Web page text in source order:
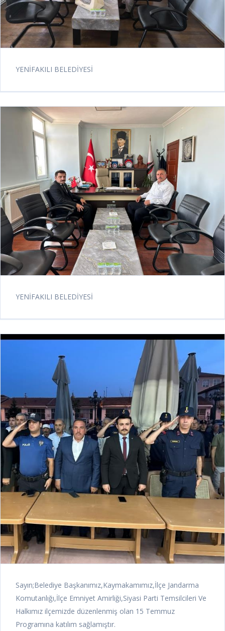
YENİFAKILI BELEDİYESİ
YENİFAKILI BELEDİYESİ
Sayın;Belediye Başkanımız,Kaymakamımız,İlçe Jandarma
Komutanlığı,İlçe Emniyet Amirliği,Siyasi Parti Temsilcileri Ve
Halkımız ilçemizde düzenlenmiş olan 15 Temmuz
Programına katılım sağlamıştır.